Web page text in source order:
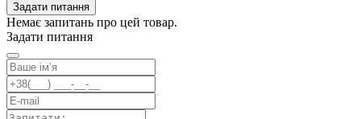
Задати питання
Немає запитань про цей товар.
Задати питання